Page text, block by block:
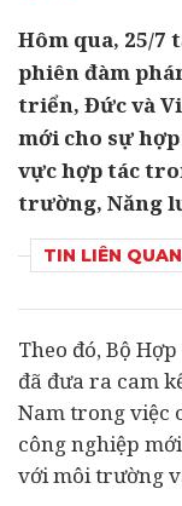
Hôm qua, 25/7
phiên đàm
triển, Đức và
mới cho sự
vực hợp tác
trường, Năng
TIN LIÊN QUAN
Theo đó, Bộ
đã đưa ra cam
Nam trong việc
công nghiệp
với môi trường